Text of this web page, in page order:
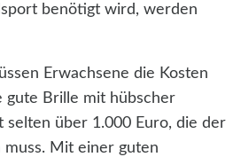
benötigt wird, werden
Erwachsene die Kosten
gute Brille mit hübscher
selten über 1.000 Euro, die der
Mit einer guten